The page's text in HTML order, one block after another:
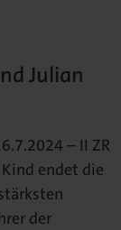
Julian
– II ZR
Kind endet die
der